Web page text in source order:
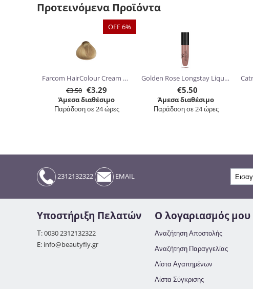
Προτεινόμενα Προϊόντα
OFF 6%
Farcom HairColour Cream 60ml
€3.50 €3.29
Άμεσα διαθέσιμο
Παράδοση σε 24 ώρες
Golden Rose Longstay Liquid Matte Lipstick kissproof 5.5ml
€5.50
Άμεσα διαθέσιμο
Παράδοση σε 24 ώρες
2312132322 EMAIL
Υποστήριξη Πελατών
Τ: 0030 2312132322
E: info@beautyfly.gr
Ο λογαριασμός μου
Αναζήτηση Αποστολής
Αναζήτηση Παραγγελίας
Λίστα Αγαπημένων
Λίστα Σύγκρισης